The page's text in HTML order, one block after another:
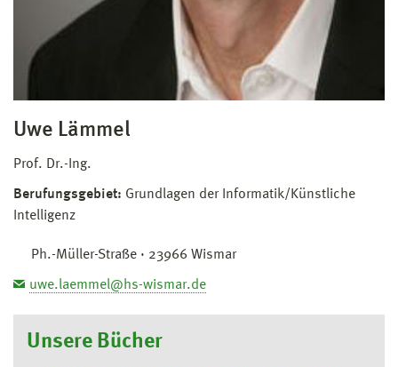
Uwe Lämmel
Prof. Dr.-Ing.
Berufungsgebiet: Grundlagen der Informatik/Künstliche
Intelligenz
Ph.-Müller-Straße · 23966 Wismar
uwe.laemmel@hs-wismar.de
Unsere Bücher